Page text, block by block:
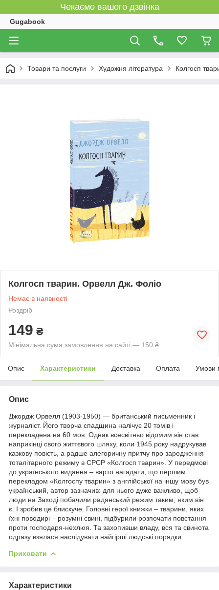
Чекаємо вашого дзвінка
Gugabook
Товари та послуги Художня література Колгосп
Колгосп тварин. Орвелл Дж. Фоліо
Немає в наявності
Роздріб
149 ₴
Мінімальна сума замовлення на сайті — 150 ₴
Опис Характеристики Доставка Оплата Умови
Опис
Джордж Орвелл (1903-1950) — британський письменник і
журналіст. Його творча спадщина налічує 20 томів і
перекладена на 60 мов. Однак всесвітньо відомим він став
наприкінці свого життєвого шляху, коли 1945 року надрукував
казкову повість, а радше алегоричну притчу про зародження
тоталітарного режиму в СРСР «Колгосп тварин». У передмові
до українського видання – варто нагадати, що першим
перекладом «Колгоспу тварин» з англійської на іншу мову був
український, автор зазначив: для нього дуже важливо, щоб
люди на Заході побачили радянський режим таким, яким він
є. І зробив це блискуче. Головні герої книжки – тварини, яких
їхні поводирі – розумні свині, підбурили розпочати повстання
проти господаря-нехлюя. Та захопивши владу, вся та свинота
одразу взялася наслідувати найгірші людські порядки.
Приховати
Характеристики